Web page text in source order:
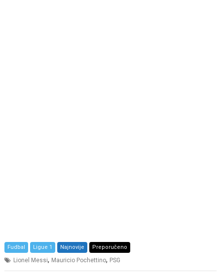
Fudbal Ligue 1 Najnovije Preporučeno
Lionel Messi, Mauricio Pochettino, PSG